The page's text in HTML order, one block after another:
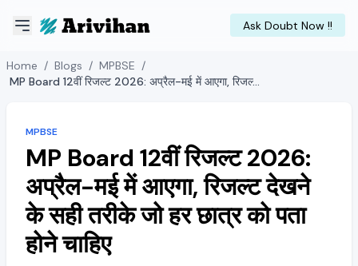
Ask Doubt Now !!
Home / Blogs / MPBSE /
MP Board 12वीं रिजल्ट 2026: अप्रैल-मई में आएगा, रिजल्ट देखने के सही तरीके जो हर छात्र को पता होने चाहिए
MPBSE
MP Board 12वीं रिजल्ट 2026:
अप्रैल-मई में आएगा, रिजल्ट देखने
के सही तरीके जो हर छात्र को पता
होने चाहिए